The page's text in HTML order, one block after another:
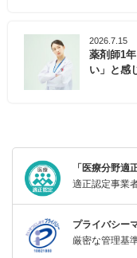
2026.7.15
薬剤師1
い」と感
「医療分野適
適正認定事業
プライバシー
厳密な管理基